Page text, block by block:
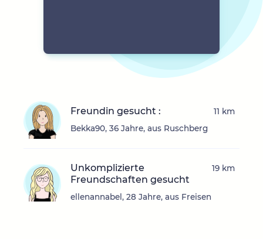
Freundin gesucht :
Bekka90, 36 Jahre, aus Ruschberg
11 km
Unkomplizierte
Freundschaften gesucht
ellenannabel, 28 Jahre, aus Freisen
19 km